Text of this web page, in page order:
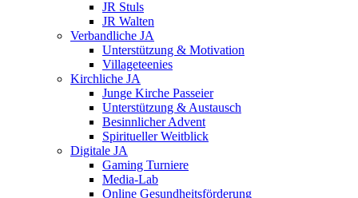
JR Stuls
JR Walten
Verbandliche JA
Unterstützung & Motivation
Villageteenies
Kirchliche JA
Junge Kirche Passeier
Unterstützung & Austausch
Besinnlicher Advent
Spiritueller Weitblick
Digitale JA
Gaming Turniere
Media-Lab
Online Gesundheitsförderung